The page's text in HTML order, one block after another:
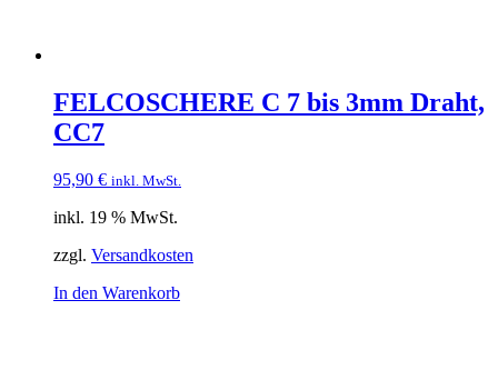
FELCOSCHERE C 7 bis 3mm Draht,
CC7
95,90 € inkl. MwSt.
inkl. 19 % MwSt.
zzgl. Versandkosten
In den Warenkorb